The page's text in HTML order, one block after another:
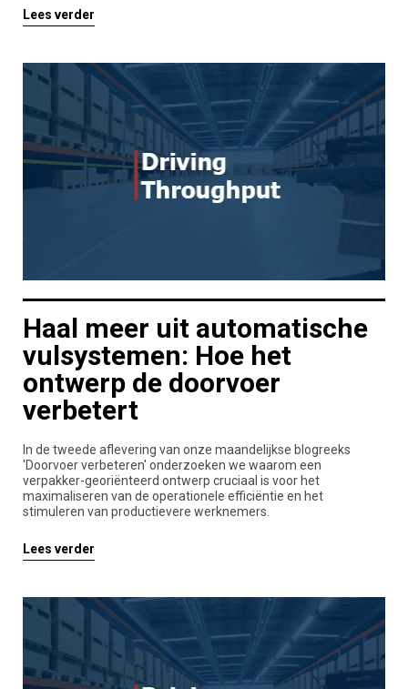
Lees verder
Haal meer uit automatische
vulsystemen: Hoe het
ontwerp de doorvoer
verbetert
In de tweede aflevering van onze maandelijkse blogreeks
'Doorvoer verbeteren' onderzoeken we waarom een
verpakker-georiënteerd ontwerp cruciaal is voor het
maximaliseren van de operationele efficiëntie en het
stimuleren van productievere werknemers.
Lees verder